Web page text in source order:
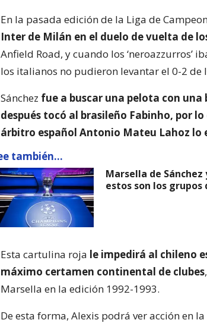
En la pasada edición de la Liga de
Inter de Milán en el duelo de vuelta de
Anfield Road, y cuando los ‘neroazzurros’
los italianos no pudieron levantar el 0-2
Sánchez fue a buscar una pelota con
después tocó al brasileño Fabinho, por
árbitro español Antonio Mateu Lahoz lo
también...
Marsella de
estos son los grupos
Esta cartulina roja le impedirá al chileno
máximo certamen continental de clubes
Marsella en la edición 1992-1993.
De esta forma, Alexis podrá ver acción en